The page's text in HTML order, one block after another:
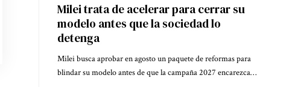
Milei trata de acelerar para cerrar su
modelo antes que la sociedad lo
detenga
Milei busca aprobar en agosto un paquete de reformas para
blindar su modelo antes de que la campaña 2027 encarezca…